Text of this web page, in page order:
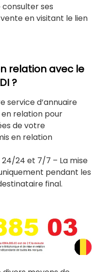
consulter ses
en visitant le lien
relation avec le
?
service d’annuaire
relation pour
de votre
en relation
24 et 7/7 – La mise
pendant les
final.